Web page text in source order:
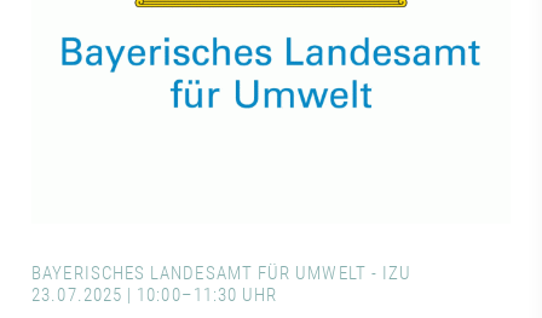
BAYERISCHES LANDESAMT FÜR UMWELT - IZU
23.07.2025 | 10:00–11:30 UHR